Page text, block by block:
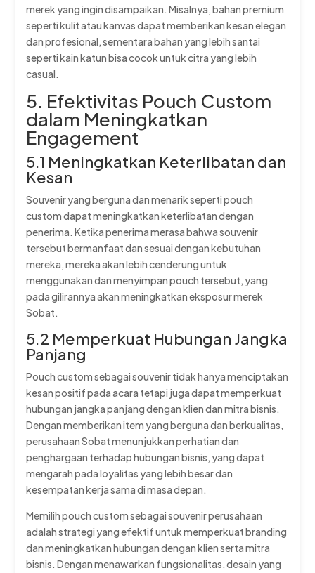
merek yang ingin disampaikan. Misalnya, bahan premium
seperti kulit atau kanvas dapat memberikan kesan elegan
dan profesional, sementara bahan yang lebih santai
seperti kain katun bisa cocok untuk citra yang lebih
casual.
5. Efektivitas Pouch Custom
dalam Meningkatkan
Engagement
5.1 Meningkatkan Keterlibatan dan
Kesan
Souvenir yang berguna dan menarik seperti pouch
custom dapat meningkatkan keterlibatan dengan
penerima. Ketika penerima merasa bahwa souvenir
tersebut bermanfaat dan sesuai dengan kebutuhan
mereka, mereka akan lebih cenderung untuk
menggunakan dan menyimpan pouch tersebut, yang
pada gilirannya akan meningkatkan eksposur merek
Sobat.
5.2 Memperkuat Hubungan Jangka
Panjang
Pouch custom sebagai souvenir tidak hanya menciptakan
kesan positif pada acara tetapi juga dapat memperkuat
hubungan jangka panjang dengan klien dan mitra bisnis.
Dengan memberikan item yang berguna dan berkualitas,
perusahaan Sobat menunjukkan perhatian dan
penghargaan terhadap hubungan bisnis, yang dapat
mengarah pada loyalitas yang lebih besar dan
kesempatan kerja sama di masa depan.
Memilih pouch custom sebagai souvenir perusahaan
adalah strategi yang efektif untuk memperkuat branding
dan meningkatkan hubungan dengan klien serta mitra
bisnis. Dengan menawarkan fungsionalitas, desain yang